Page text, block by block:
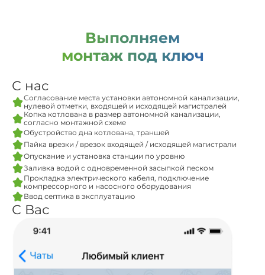
Выполняем
монтаж под ключ
С нас
Согласование места установки автономной канализации,
нулевой отметки, входящей и исходящей магистралей
Копка котлована в размер автономной канализации,
согласно монтажной схеме
Обустройство дна котлована, траншей
Пайка врезки / врезок входящей / исходящей магистрали
Опускание и установка станции по уровню
Заливка водой с одновременной засыпкой песком
Прокладка электрического кабеля, подключение
компрессорного и насосного оборудования
Ввод септика в эксплуатацию
С Вас